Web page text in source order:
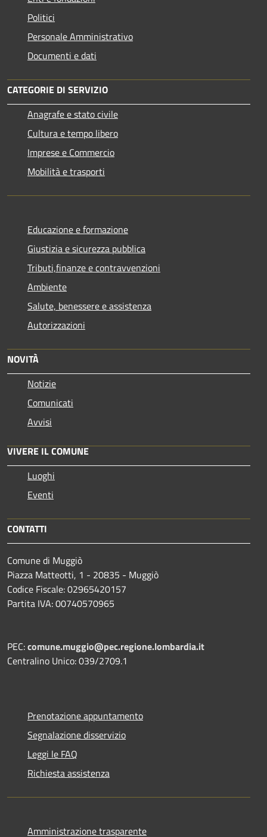
Politici
Personale Amministrativo
Documenti e dati
CATEGORIE DI SERVIZIO
Anagrafe e stato civile
Cultura e tempo libero
Imprese e Commercio
Mobilità e trasporti
Educazione e formazione
Giustizia e sicurezza pubblica
Tributi,finanze e contravvenzioni
Ambiente
Salute, benessere e assistenza
Autorizzazioni
NOVITÀ
Notizie
Comunicati
Avvisi
VIVERE IL COMUNE
Luoghi
Eventi
CONTATTI
Comune di Muggiò
Piazza Matteotti, 1 - 20835 - Muggiò
Codice Fiscale: 02965420157
Partita IVA: 00740570965
PEC:comune.muggio@pec.regione.lombardia.it
Centralino Unico: 039/2709.1
Prenotazione appuntamento
Segnalazione disservizio
Leggi le FAQ
Richiesta assistenza
Amministrazione trasparente